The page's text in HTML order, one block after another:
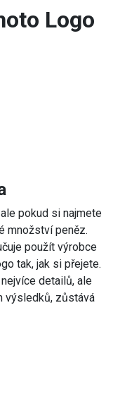
Logo
pokud si najmete
množství peněz.
použít výrobce
tak, jak si přejete.
detailů, ale
výsledků, zůstává